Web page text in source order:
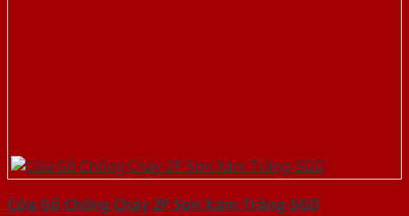
Cửa Gỗ Chống Cháy 2P Sơn Xám Trắng-SGD